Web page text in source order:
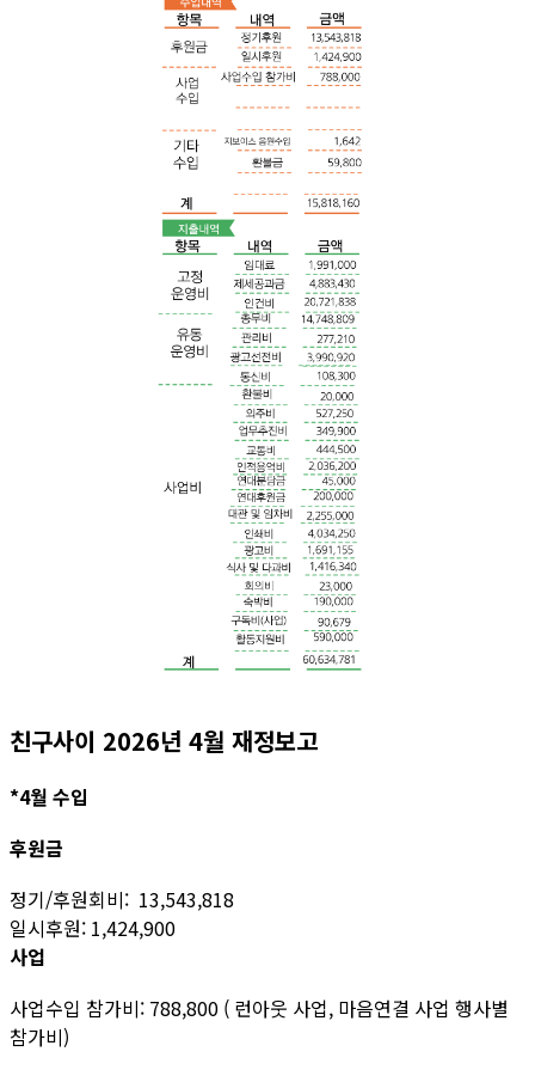
친구사이 2026년 4월 재정보고
*4월 수입
후원금
정기/후원회비: 13,543,818
일시후원: 1,424,900
사업
사업수입 참가비: 788,800 ( 런아웃 사업, 마음연결 사업 행사별
참가비)